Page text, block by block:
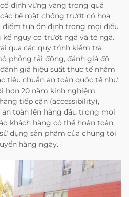
định vững vàng trong quá
bề mặt chống trượt có hoa
điểm tựa ổn định trong mọi điều
nguy cơ trượt ngã và té ngã.
qua các quy trình kiểm tra
phỏng tải động, đánh giá độ
giá hiệu suất thực tế nhằm
tiêu chuẩn an toàn quốc tế như
hơn 20 năm kinh nghiệm
tiếp cận (accessibility),
toàn lên hàng đầu trong mọi
khách hàng có thể hoàn toàn
dụng sản phẩm của chúng tôi
hàng ngày.